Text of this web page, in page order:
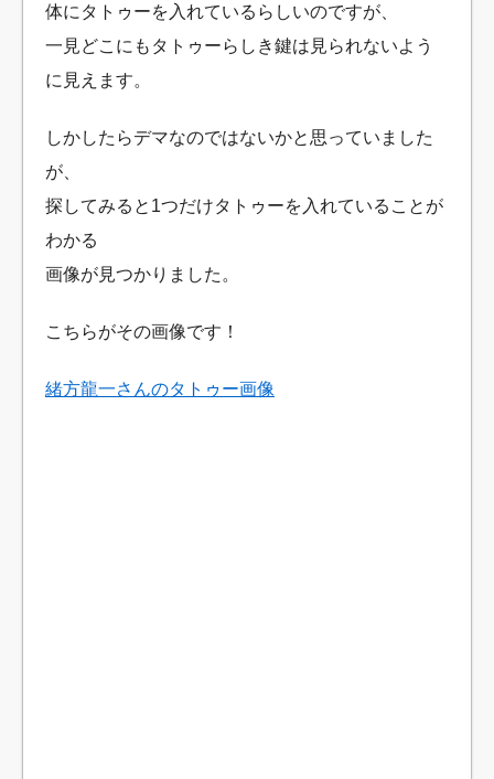
体にタトゥーを入れているらしいのですが、
一見どこにもタトゥーらしき鍵は見られないよう
に見えます。
しかしたらデマなのではないかと思っていました
が、
探してみると1つだけタトゥーを入れていることが
わかる
画像が見つかりました。
こちらがその画像です！
緒方龍一さんのタトゥー画像